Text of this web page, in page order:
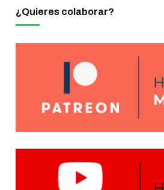
¿Quieres colaborar?